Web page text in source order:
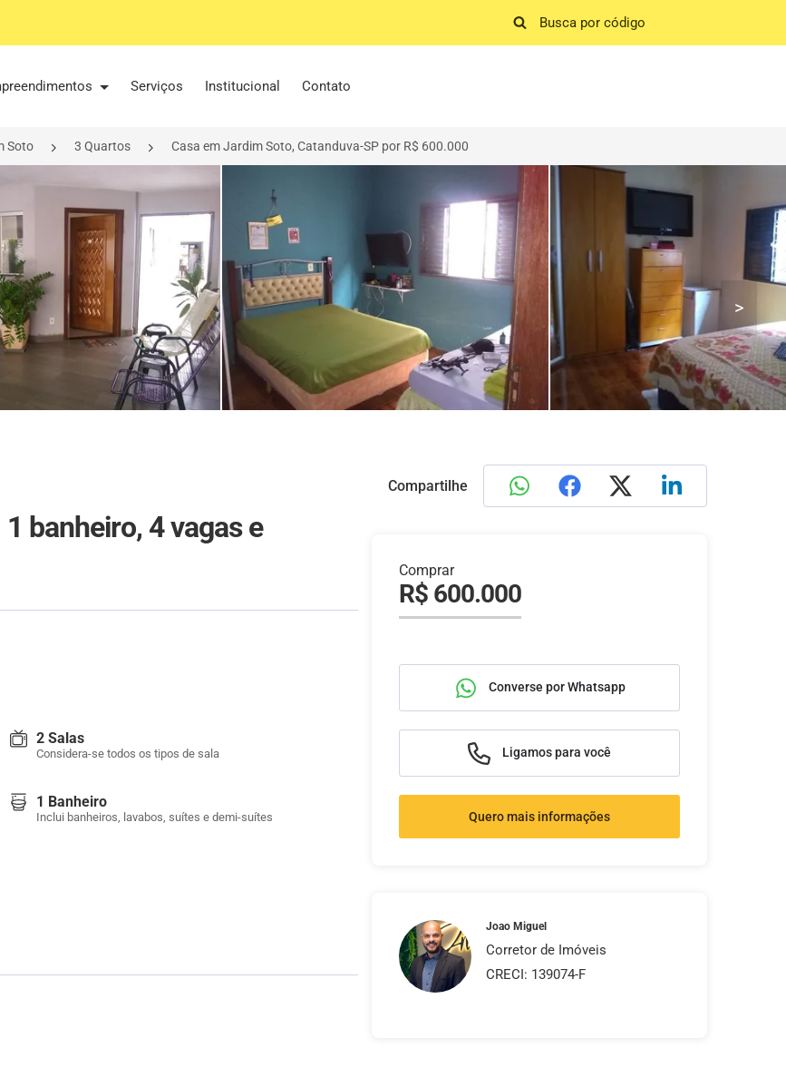
Serviços Institucional Contato
Soto 3 Quartos Casa em Jardim Soto, Catanduva-SP por R$ 600.000
>
banheiro, 4 vagas e
2 Salas
Considera-se todos os tipos de sala
1 Banheiro
Inclui banheiros, lavabos, suítes e demi-suítes
Compartilhe
Comprar
R$ 600.000
Converse por Whatsapp
Ligamos para você
Quero mais informações
Joao Miguel
Corretor de Imóveis
CRECI: 139074-F